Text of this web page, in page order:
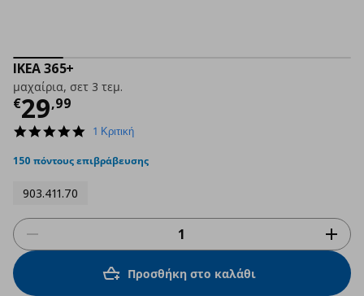
IKEA 365+
μαχαίρια, σετ 3 τεμ.
€29,99
Τρέχουσα τιμή
5.0
rating
1 Κριτική
150 πόντους επιβράβευσης
903.411.70
Προσθήκη στο καλάθι